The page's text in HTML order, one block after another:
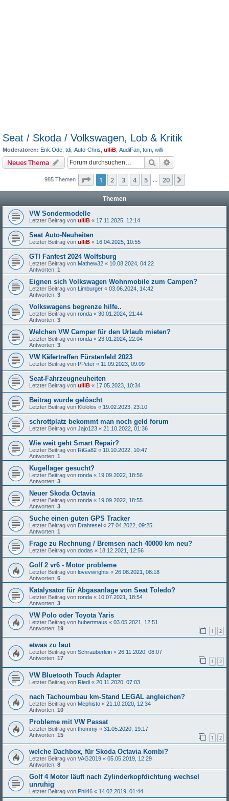
Seat / Skoda / Volkswagen, Lob & Kritik
Moderatoren: Erik.Ode tdi Auto-Chris ulliB AudiFan tom willi
Neues Thema Suche
985 Themen Seite 1von 20
1 2 3 4 5 20
Themen
VW Sondermodelle
Letzter Beitrag von ulliB « 17.11.2025, 12:14
Seat Auto-Neuheiten
Letzter Beitrag von ulliB « 16.04.2025, 10:55
GTI Fanfest 2024 Wolfsburg
Letzter Beitrag von Mathew32 « 10.08.2024, 04:22
Antworten: 1
Eignen sich Volkswagen Wohnmobile zum Campen?
Letzter Beitrag von Limburger « 03.06.2024, 14:42
Antworten: 3
Volkswagens begrenze hilfe..
Letzter Beitrag von ronda « 30.01.2024, 21:44
Antworten: 3
Welchen VW Camper für den Urlaub mieten?
Letzter Beitrag von ronda « 23.01.2024, 22:04
Antworten: 3
VW Käfertreffen Fürstenfeld 2023
Letzter Beitrag von PPeter « 11.09.2023, 09:09
Seat-Fahrzeugneuheiten
Letzter Beitrag von ulliB « 17.05.2023, 10:34
Beitrag wurde gelöscht
Letzter Beitrag von Klololos « 19.02.2023, 23:10
schrottplatz bekommt man noch geld forum
Letzter Beitrag von Jajo123 « 21.10.2022, 01:36
Wie weit geht Smart Repair?
Letzter Beitrag von RiGa82 « 10.10.2022, 10:47
Antworten: 1
Kugellager gesucht?
Letzter Beitrag von ronda « 19.09.2022, 18:56
Antworten: 3
Neuer Skoda Octavia
Letzter Beitrag von ronda « 19.09.2022, 18:55
Antworten: 3
Suche einen guten GPS Tracker
Letzter Beitrag von Drahtesel « 27.04.2022, 09:25
Antworten: 1
Frage zu Rechnung / Bremsen nach 40000 km neu?
Letzter Beitrag von dodas « 18.12.2021, 12:56
Golf 2 vr6 - Motor probleme
Letzter Beitrag von lovevwrights « 26.08.2021, 08:18
Antworten: 6
Katalysator für Abgasanlage von Seat Toledo?
Letzter Beitrag von ronda « 10.07.2021, 18:54
Antworten: 3
VW Polo oder Toyota Yaris
Letzter Beitrag von hubertmaus « 03.05.2021, 12:51
Antworten: 19 1 2
etwas zu laut
Letzter Beitrag von Schrauberlein « 26.11.2020, 08:07
Antworten: 17 1 2
VW Bluetooth Touch Adapter
Letzter Beitrag von Riedi « 20.11.2020, 07:03
nach Tachoumbau km-Stand LEGAL angleichen?
Letzter Beitrag von Mephisto « 21.10.2020, 12:34
Antworten: 10
Probleme mit VW Passat
Letzter Beitrag von thommy « 31.05.2020, 19:17
Antworten: 15 1 2
welche Dachbox, für Skoda Octavia Kombi?
Letzter Beitrag von VAG2019 « 05.05.2019, 12:29
Antworten: 8
Golf 4 Motor läuft nach Zylinderkopfdichtung wechsel
unruhig
Letzter Beitrag von Phil46 « 14.02.2019, 01:44